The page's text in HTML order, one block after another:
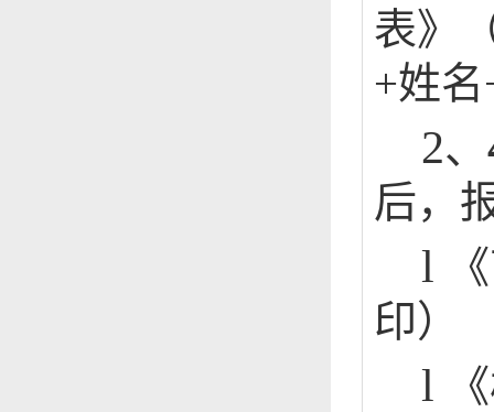
表》
+姓名
2、
后，
l
印）
l